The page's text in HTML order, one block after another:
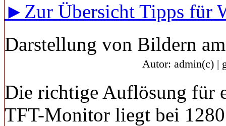
►Zur Übersicht Tipps für
Darstellung von Bildern
Autor: admin(c) |
Die richtige Auflösung für
TFT-Monitor liegt bei